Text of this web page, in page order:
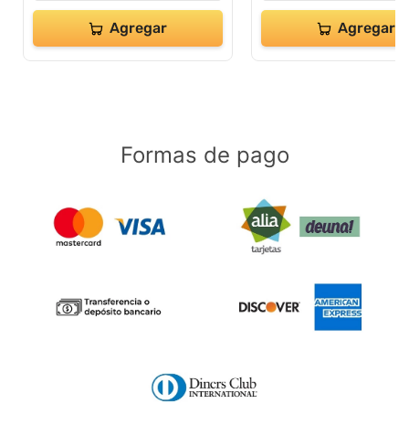
Agregar Agregar
Formas de pago